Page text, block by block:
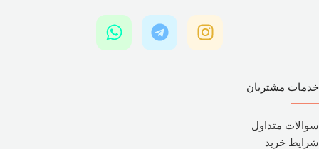
خدمات مشتریان
سوالات متداول
شرایط خرید